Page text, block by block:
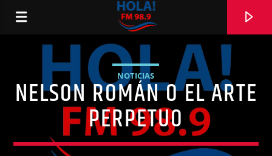
RADIO HOLA
NOTICIAS
NELSON ROMÁN O EL ARTE
PERPETUO